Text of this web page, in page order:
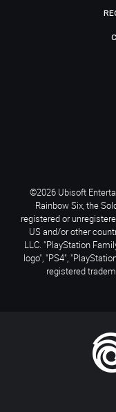
©2026 Ubisoft
Rainbow Six, the
registered or
US and/or other
LLC. "PlayStation
logo", "PS4",
registered